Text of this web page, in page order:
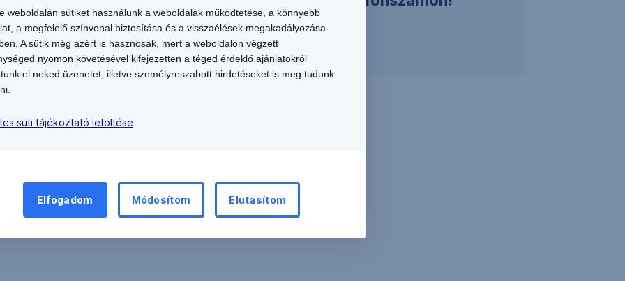
banki adataid biztonságára!
weboldalán sütiket használunk a weboldalak működtetése, a könnyebb
a megfelelő színvonal biztosítása és a visszaélések megakadályozása
A sütik még azért is hasznosak, mert a weboldalon végzett
nyomon követésével kifejezetten a téged érdeklő ajánlatokról
el neked üzenetet, illetve személyreszabott hirdetéseket is meg tudunk
süti tájékoztató letöltése
Elfogadom Módosítom Elutasítom